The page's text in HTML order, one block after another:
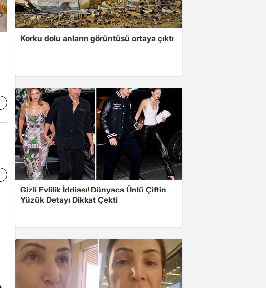
Korku dolu anların görüntüsü ortaya çıktı
Gizli Evlilik İddiası! Dünyaca Ünlü Çiftin
Yüzük Detayı Dikkat Çekti